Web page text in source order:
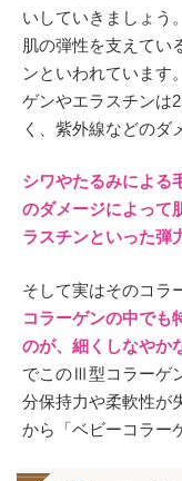
いしていきましょう。
肌の弾性を支えてい
ンといわれています
ゲンやエラスチンは
く、紫外線などのダ
シワやたるみによる
のダメージによって
ラスチンといった弾
そして実はそのコラ
コラーゲンの中でも
のが、細くしなやか
でこのⅢ型コラーゲ
分保持力や柔軟性が
から「ベビーコラー